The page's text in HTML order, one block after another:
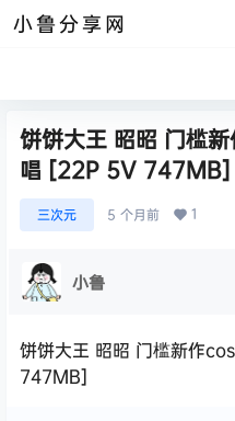
小鲁分享网
饼饼大王 昭昭 门槛
唱 [22P 5V 747MB]
三次元 5 个月前 1
小鲁
饼饼大王 昭昭 门槛新作
747MB]